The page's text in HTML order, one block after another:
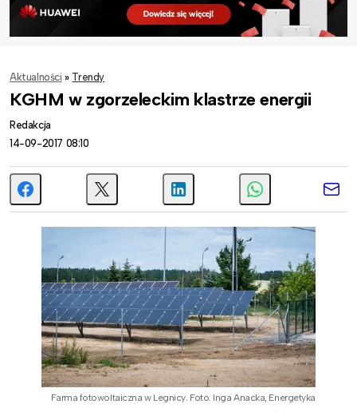
Aktualności » Trendy
KGHM w zgorzeleckim klastrze energii
Redakcja
14-09-2017 08:10
Farma fotowoltaiczna w Legnicy. Foto. Inga Anacka, Energetyka